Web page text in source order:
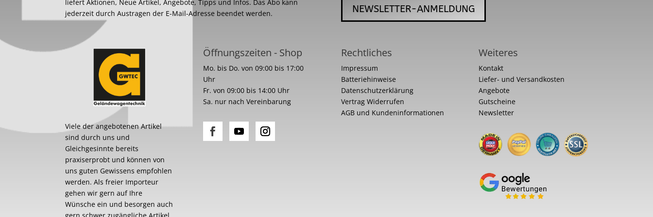
liefert Aktionen, Neue Artikel, Angebote, Tipps und Infos. Das Abo kann
jederzeit durch Austragen der E-Mail-Adresse beendet werden.
NEWSLETTER-ANMELDUNG
Viele der angebotenen Artikel
sind durch uns und
Gleichgesinnte bereits
praxiserprobt und können von
uns guten Gewissens empfohlen
werden. Als freier Importeur
gehen wir gern auf Ihre
Wünsche ein und besorgen auch
Öffnungszeiten - Shop
Mo. bis Do. von 09:00 bis 17:00
Uhr
Fr. von 09:00 bis 14:00 Uhr
Sa. nur nach Vereinbarung
Rechtliches
Impressum
Batteriehinweise
Datenschutzerklärung
Vertrag Widerrufen
AGB und Kundeninformationen
Weiteres
Kontakt
Liefer- und Versandkosten
Angebote
Gutscheine
Newsletter